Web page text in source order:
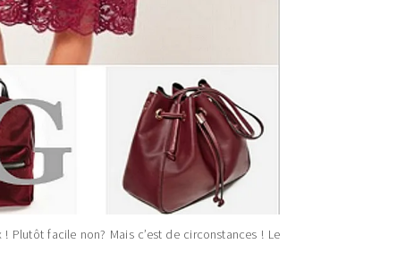
facile non? Mais c’est de circonstances ! Le